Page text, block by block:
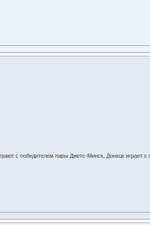
с победителем пары Джетс-Минск, Донецк играет с